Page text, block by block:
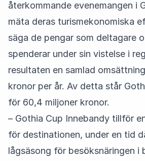
återkommande evenemangen i
mäta deras turismekonomiska
säga de pengar som deltagare
spenderar under sin vistelse i
resultaten en samlad
kronor per år. Av detta står
för 60,4 miljoner kronor.
– Gothia Cup Innebandy tillför
för destinationen, under en tid
lågsäsong för besöksnäringen i